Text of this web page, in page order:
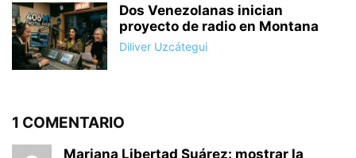
Dos Venezolanas inician
proyecto de radio en Montana
Diliver Uzcátegui
1 COMENTARIO
Mariana Libertad Suárez: mostrar la